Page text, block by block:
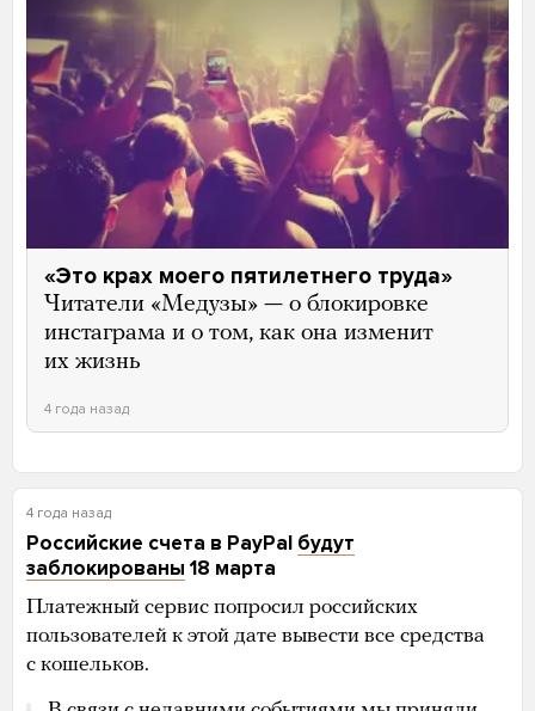
«Это крах моего пятилетнего труда»
Читатели «Медузы» — о блокировке
инстаграма и о том, как она изменит
их жизнь
4 года назад
4 года назад
Российские счета в PayPal будут
заблокированы 18 марта
Платежный сервис попросил российских
пользователей к этой дате вывести все средства
с кошельков.